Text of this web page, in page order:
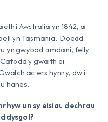
i Awstralia yn 1842, a
yn Tasmania. Doedd
yn gwybod amdani, felly
y gwaith ei
ac ers hynny, dw i
hanes.
un sy eisiau dechrau